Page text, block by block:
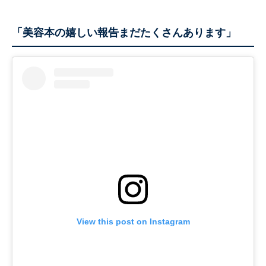
「美容本の嬉しい報告まだたくさんあります」
View this post on Instagram